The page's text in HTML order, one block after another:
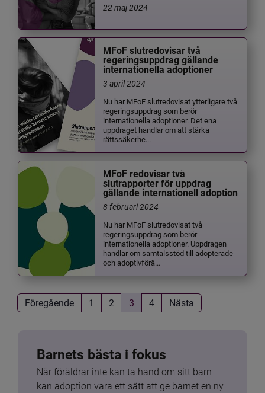
22 maj 2024
MFoF slutredovisar två
regeringsuppdrag gällande
internationella adoptioner
3 april 2024
Nu har MFoF slutredovisat ytterligare två
regeringsuppdrag som berör
internationella adoptioner. Det ena
uppdraget handlar om att stärka
rättssäkerhe...
MFoF redovisar två
slutrapporter för uppdrag
gällande internationell adoption
8 februari 2024
Nu har MFoF slutredovisat två
regeringsuppdrag som berör
internationella adoptioner. Uppdragen
handlar om samtalsstöd till adopterade
och adoptivförä...
Föregående 1 2 3 4 Nästa
Barnets bästa i fokus
När föräldrar inte kan ta hand om sitt barn
kan adoption vara ett sätt att ge barnet en ny